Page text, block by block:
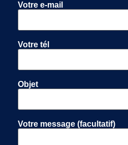
Votre e-mail
Votre tél
Objet
Votre message (facultatif)